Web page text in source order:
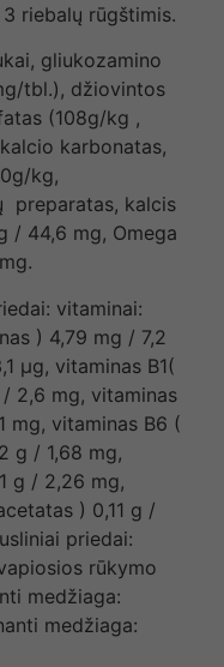
riebalų rūgštimis.
gliukozamino
tbl.), džiovintos
(108g/kg ,
karbonatas,
kg,
preparatas, kalcis
/ 44,6 mg, Omega
vitaminai:
) 4,79 mg / 7,2
µg, vitaminas B1(
2,6 mg, vitaminas
mg, vitaminas B6 (
g / 1,68 mg,
g / 2,26 mg,
) 0,11 g /
priedai:
rūkymo
medžiaga:
medžiaga: